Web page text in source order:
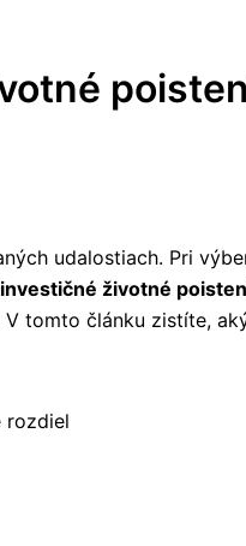
udalostiach. Pri
investičné životné
tomto článku zistíte,